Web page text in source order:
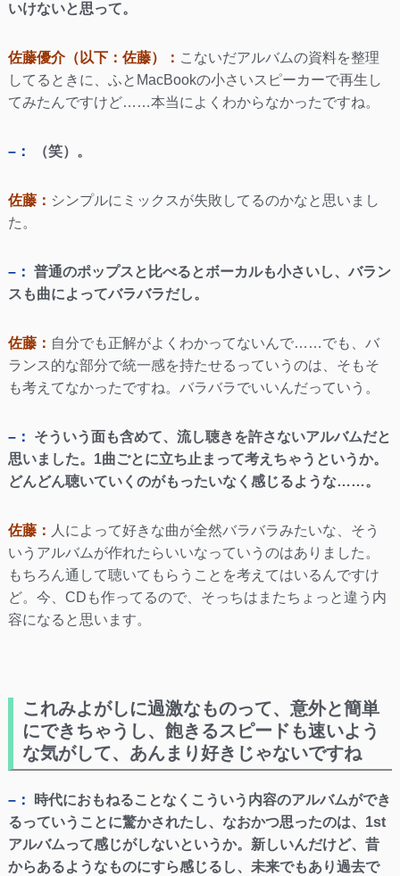
いけないと思って。
佐藤優介（以下：佐藤）： こないだアルバムの資料を整理
してるときに、ふとMacBookの小さいスピーカーで再生し
てみたんですけど……本当によくわからなかったですね。
–： （笑）。
佐藤： シンプルにミックスが失敗してるのかなと思いまし
た。
–： 普通のポップスと比べるとボーカルも小さいし、バラン
スも曲によってバラバラだし。
佐藤： 自分でも正解がよくわかってないんで……でも、バ
ランス的な部分で統一感を持たせるっていうのは、そもそ
も考えてなかったですね。バラバラでいいんだっていう。
–：
そういう面も含めて、流し聴きを許さないアルバムだと
思いました。1曲ごとに立ち止まって考えちゃうというか。
どんどん聴いていくのがもったいなく感じるような……。
佐藤： 人によって好きな曲が全然バラバラみたいな、そう
いうアルバムが作れたらいいなっていうのはありました。
もちろん通して聴いてもらうことを考えてはいるんですけ
ど。今、CDも作ってるので、そっちはまたちょっと違う内
容になると思います。
これみよがしに過激なものって、意外と簡単
にできちゃうし、飽きるスピードも速いよう
な気がして、あんまり好きじゃないですね
–：
時代におもねることなくこういう内容のアルバムができ
るっていうことに驚かされたし、なおかつ思ったのは、1st
アルバムって感じがしないというか。新しいんだけど、昔
からあるようなものにすら感じるし、未来でもあり過去で